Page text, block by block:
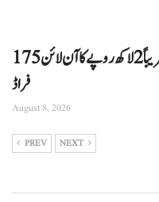
175 روپے کی واپسی کے چکر میں خاتون سے تقریباً 2 لاکھ روپے کا آن لائن
فراڈ
August 8, 2026
PREV NEXT